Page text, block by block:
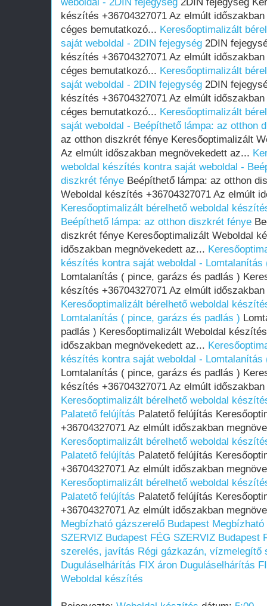
készítés +36704327071 Az elmúlt
céges bemutatkozó... Keresőoptimalizált
saját weboldal - 2DIN fejegység 2DIN
készítés +36704327071 Az elmúlt
céges bemutatkozó... Keresőoptimalizált
saját weboldal - 2DIN fejegység 2DIN
készítés +36704327071 Az elmúlt
céges bemutatkozó... Keresőoptimalizált
saját weboldal - Beépíthető lámpa: az otthon
az otthon diszkrét fénye Keresőoptimalizált
Az elmúlt időszakban megnövekedett az...
weboldal készítés kontra saját weboldal -
diszkrét fénye Beépíthető lámpa: az otthon
Weboldal készítés +36704327071 Az elmúlt
Keresőoptimalizált bérelhető weboldal
Beépíthető lámpa: az otthon diszkrét fénye
diszkrét fénye Keresőoptimalizált Weboldal
időszakban megnövekedett az...
készítés kontra saját weboldal -
Lomtalanítás ( pince, garázs és padlás )
készítés +36704327071 Az elmúlt
Keresőoptimalizált bérelhető weboldal
Lomtalanítás ( pince, garázs és padlás )
padlás ) Keresőoptimalizált Weboldal
időszakban megnövekedett az...
készítés kontra saját weboldal -
Lomtalanítás ( pince, garázs és padlás )
készítés +36704327071 Az elmúlt
Keresőoptimalizált bérelhető weboldal
Palatető felújítás Palatető felújítás
+36704327071 Az elmúlt időszakban
Keresőoptimalizált bérelhető weboldal
Palatető felújítás Palatető felújítás
+36704327071 Az elmúlt időszakban
Keresőoptimalizált bérelhető weboldal
Palatető felújítás Palatető felújítás
+36704327071 Az elmúlt időszakban
Megbízható gázszerelő Budapest
SZERVIZ Budapest FÉG SZERVIZ Budapest
szerelés, javítás Régi gázkazán, vízmelegítő
Duguláselhárítás FIX áron Duguláselhárítás
Weboldal készítés